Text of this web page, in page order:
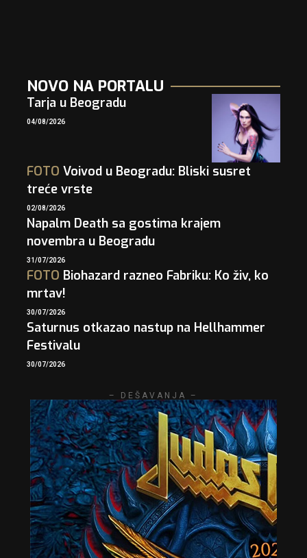
NOVO NA PORTALU
Tarja u Beogradu
04/08/2026
FOTO Voivod u Beogradu: Bliski susret
treće vrste
02/08/2026
Napalm Death sa gostima krajem
novembra u Beogradu
31/07/2026
FOTO Biohazard razneo Fabriku: Ko živ, ko
mrtav!
30/07/2026
Saturnus otkazao nastup na Hellhammer
Festivalu
30/07/2026
– DEŠAVANJA –